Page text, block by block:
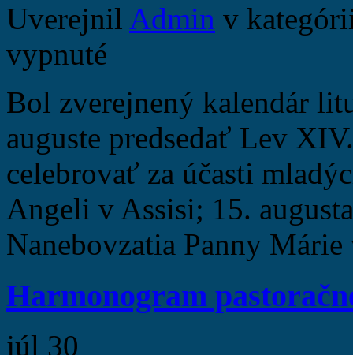
Uverejnil Admin v
vypnuté
Bol zverejnený kalendár
auguste predsedať Lev
celebrovať za účasti
Angeli v Assisi; 15.
Nanebovzatia Panny
Harmonogram
júl 30